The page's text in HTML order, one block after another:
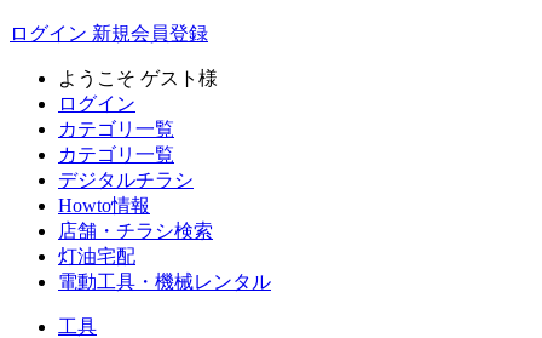
ログイン 新規会員登録
ようこそ ゲスト様
ログイン
カテゴリ一覧
カテゴリ一覧
デジタルチラシ
Howto情報
店舗・チラシ検索
灯油宅配
電動工具・機械レンタル
工具